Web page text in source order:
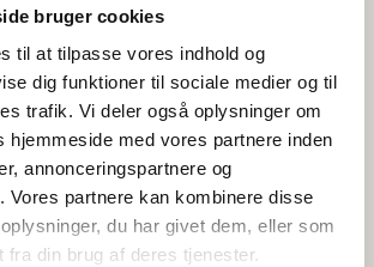
bruger cookies
til at tilpasse vores indhold og
dig funktioner til sociale medier og til
trafik. Vi deler også oplysninger om
hjemmeside med vores partnere inden
annonceringspartnere og
Vores partnere kan kombinere disse
du har givet dem, eller som
fra din brug af deres tjenester.
af mine personoplysninger i